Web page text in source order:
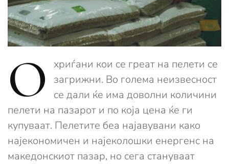
О
хриѓани кои се греат на пелети се
загрижни. Во голема неизвесност
се дали ќе има доволни количини
пелети на пазарот и по која цена ќе ги
купуваат. Пелетите беа најавувани како
најекономичен и најеколошки енергенс на
македонскиот пазар, но сега стануваат